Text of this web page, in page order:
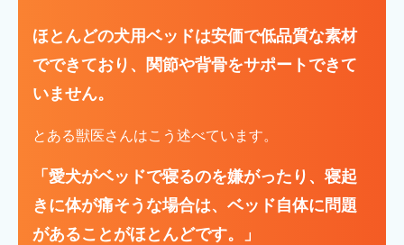
ほとんどの犬用ベッドは安価で低品質な素材
でできており、関節や背骨をサポートできて
いません。
とある獣医さんはこう述べています。
「愛犬がベッドで寝るのを嫌がったり、寝起
きに体が痛そうな場合は、ベッド自体に問題
があることがほとんどです。」